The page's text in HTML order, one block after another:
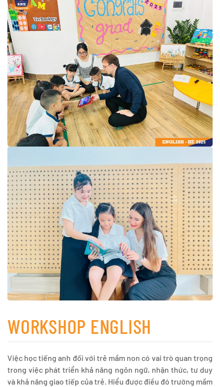
WORKSHOP ENGLISH
Việc học tiếng anh đối với trẻ mầm non có vai trò quan trọng
trong việc phát triển khả năng ngôn ngữ, nhận thức, tư duy
và khả năng giao tiếp của trẻ. Hiểu được điều đó trường mầm